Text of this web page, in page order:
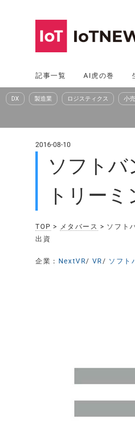
へ
ス
記事一覧 AI虎の巻
DX 製造業 ロジスティクス 小
2016-08-10
ソフトバ
トリー
TOP > メタバース > ソフト
出資
企業： NextVR/ VR / ソフト